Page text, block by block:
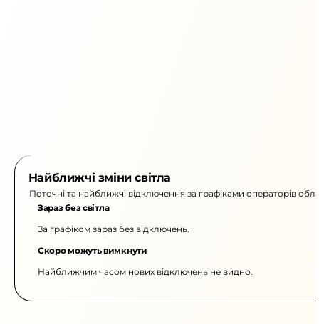
Найближчі зміни світла
Поточні та найближчі відключення за графіками операторів
Зараз без світла
За графіком зараз без відключень.
Скоро можуть вимкнути
Найближчим часом нових відключень не видно.